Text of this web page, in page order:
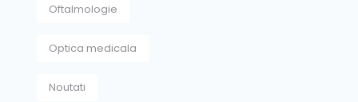
Oftalmologie
Optica medicala
Noutati